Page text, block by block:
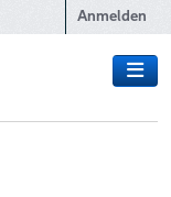
Anmelden